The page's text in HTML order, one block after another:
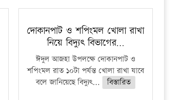
দোকানপাট ও শপিংমল খোলা রাখা
নিয়ে বিদ্যুৎ বিভাগের…
ঈদুল আজহা উপলক্ষে দোকানপাট ও
শপিংমল রাত ১০টা পর্যন্ত খোলা রাখা যাবে
বলে জানিয়েছে বিদ্যুৎ...
বিস্তারিত